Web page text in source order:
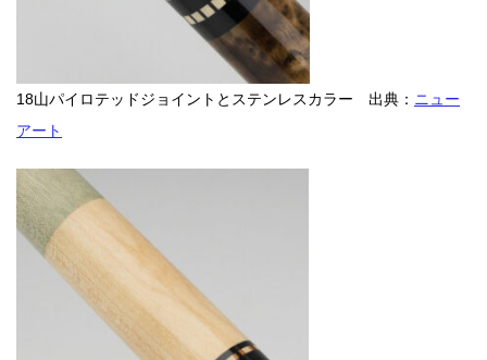
18山パイロテッドジョイントとステンレスカラー 出典： ニュー
アート